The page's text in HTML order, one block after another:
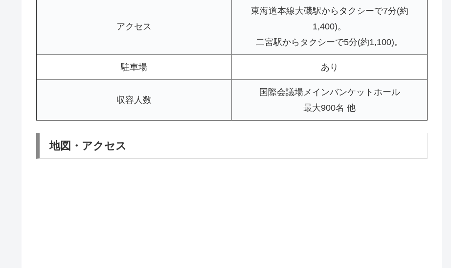
アクセス
東海道本線大磯駅からタクシーで7分(約
1,400)。
二宮駅からタクシーで5分(約1,100)。
駐車場 あり
収容人数
国際会議場メインバンケットホール
最大900名 他
地図・アクセス